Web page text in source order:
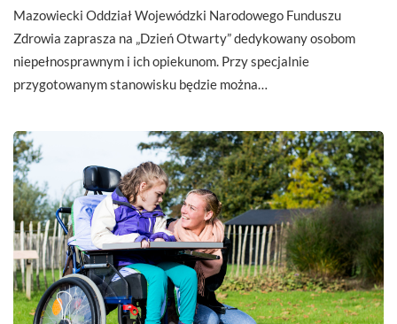
Mazowiecki Oddział Wojewódzki Narodowego Funduszu
Zdrowia zaprasza na „Dzień Otwarty” dedykowany osobom
niepełnosprawnym i ich opiekunom. Przy specjalnie
przygotowanym stanowisku będzie można…